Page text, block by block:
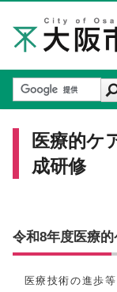
医療的ケ
成研修
令和8年度医療
医療技術の進歩等